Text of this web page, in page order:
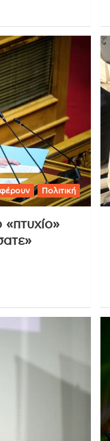
Πολιτική